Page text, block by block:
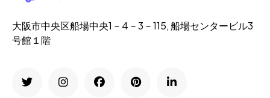
大阪市中央区船場中央1－4－3－115, 船場センタービル3
号館１階